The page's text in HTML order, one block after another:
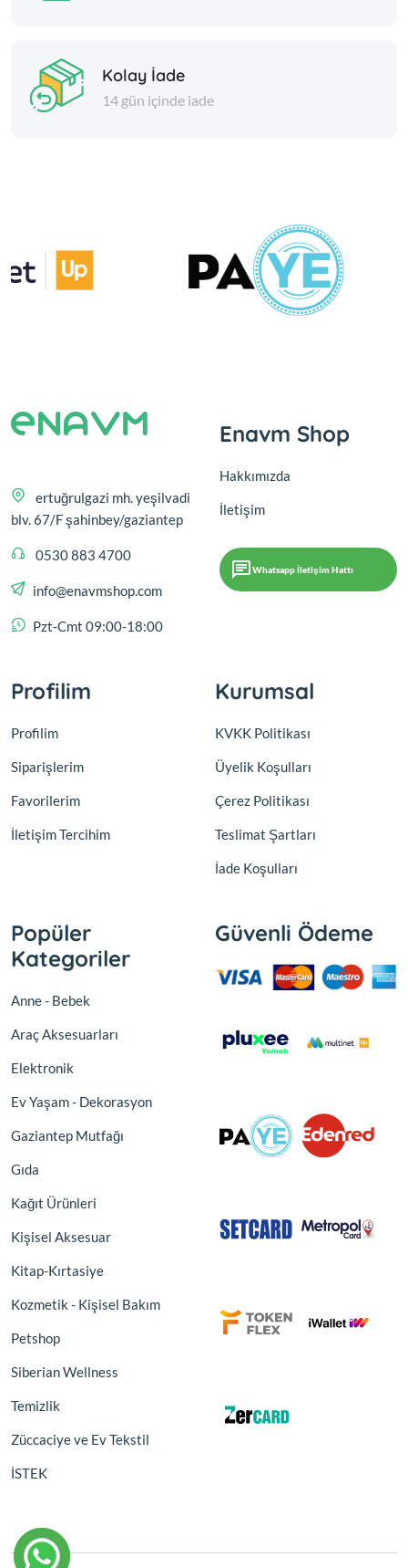
Kolay İade
14 gün içinde iade
ertuğrulgazi mh. yeşilvadi
blv. 67/F şahinbey/gaziantep
0530 883 4700
info@enavmshop.com
Pzt-Cmt 09:00-18:00
Enavm Shop
Hakkımızda
İletişim
Whatsapp İletişim Hattı
Profilim
Profilim
Siparişlerim
Favorilerim
İletişim Tercihim
Kurumsal
KVKK Politikası
Üyelik Koşulları
Çerez Politikası
Teslimat Şartları
İade Koşulları
Popüler
Kategoriler
Anne - Bebek
Araç Aksesuarları
Elektronik
Ev Yaşam - Dekorasyon
Gaziantep Mutfağı
Gıda
Kağıt Ürünleri
Kişisel Aksesuar
Kitap-Kırtasiye
Kozmetik - Kişisel Bakım
Petshop
Siberian Wellness
Temizlik
Züccaciye ve Ev Tekstil
İSTEK
Güvenli Ödeme